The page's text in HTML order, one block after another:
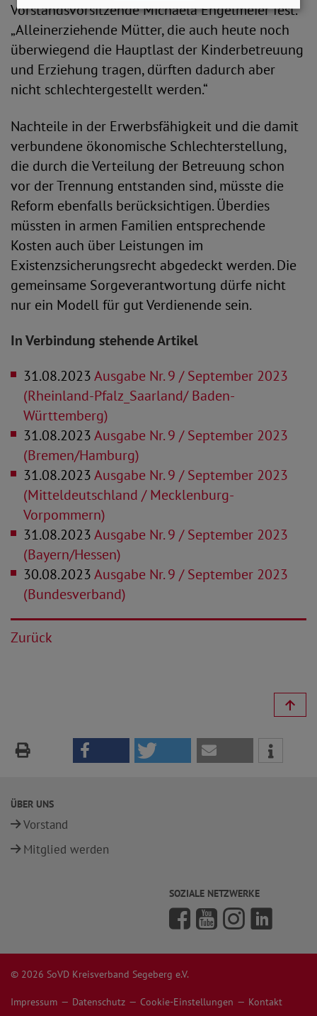
Vorstandsvorsitzende Michaela Engelmeier fest.
„Alleinerziehende Mütter, die auch heute noch
überwiegend die Hauptlast der Kinderbetreuung
und Erziehung tragen, dürften dadurch aber
nicht schlechtergestellt werden.“
Nachteile in der Erwerbsfähigkeit und die damit
verbundene ökonomische Schlechterstellung,
die durch die Verteilung der Betreuung schon
vor der Trennung entstanden sind, müsste die
Reform ebenfalls berücksichtigen. Überdies
müssten in armen Familien entsprechende
Kosten auch über Leistungen im
Existenzsicherungsrecht abgedeckt werden. Die
gemeinsame Sorgeverantwortung dürfe nicht
nur ein Modell für gut Verdienende sein.
In Verbindung stehende Artikel
31.08.2023Ausgabe Nr. 9 / September 2023
(Rheinland-Pfalz_Saarland/ Baden-
Württemberg)
31.08.2023Ausgabe Nr. 9 / September 2023
(Bremen/Hamburg)
31.08.2023Ausgabe Nr. 9 / September 2023
(Mitteldeutschland / Mecklenburg-
Vorpommern)
31.08.2023Ausgabe Nr. 9 / September 2023
(Bayern/Hessen)
30.08.2023Ausgabe Nr. 9 / September 2023
(Bundesverband)
Zurück
ÜBER UNS
Vorstand
Mitglied werden
SOZIALE NETZWERKE
© 2026 SoVD Kreisverband Segeberg e.V.
Impressum Datenschutz Cookie-Einstellungen Kontakt